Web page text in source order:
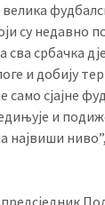
су недавно
сва србачка
и добију
само сјајне
и
највиши ниво”,